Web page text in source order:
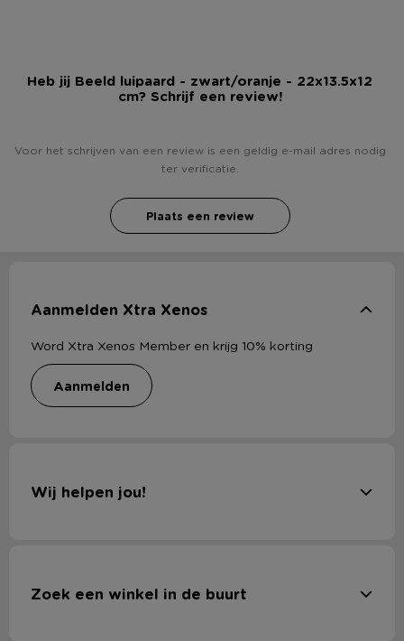
Heb jij Beeld luipaard - zwart/oranje - 22x13.5x12
cm? Schrijf een review!
Voor het schrijven van een review is een geldig e-mail adres nodig
ter verificatie.
Plaats een review
Aanmelden Xtra Xenos
Word Xtra Xenos Member en krijg 10% korting
aanmelden
Wij helpen jou!
Zoek een winkel in de buurt